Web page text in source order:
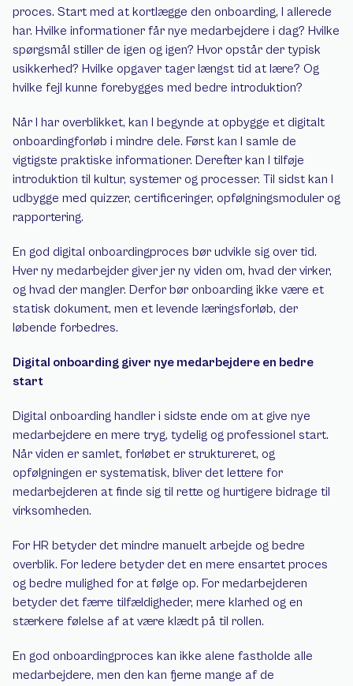
proces. Start med at kortlægge den onboarding, I allerede
har. Hvilke informationer får nye medarbejdere i dag? Hvilke
spørgsmål stiller de igen og igen? Hvor opstår der typisk
usikkerhed? Hvilke opgaver tager længst tid at lære? Og
hvilke fejl kunne forebygges med bedre introduktion?
Når I har overblikket, kan I begynde at opbygge et digitalt
onboardingforløb i mindre dele. Først kan I samle de
vigtigste praktiske informationer. Derefter kan I tilføje
introduktion til kultur, systemer og processer. Til sidst kan I
udbygge med quizzer, certificeringer, opfølgningsmoduler og
rapportering.
En god digital onboardingproces bør udvikle sig over tid.
Hver ny medarbejder giver jer ny viden om, hvad der virker,
og hvad der mangler. Derfor bør onboarding ikke være et
statisk dokument, men et levende læringsforløb, der
løbende forbedres.
Digital onboarding giver nye medarbejdere en bedre
start
Digital onboarding handler i sidste ende om at give nye
medarbejdere en mere tryg, tydelig og professionel start.
Når viden er samlet, forløbet er struktureret, og
opfølgningen er systematisk, bliver det lettere for
medarbejderen at finde sig til rette og hurtigere bidrage til
virksomheden.
For HR betyder det mindre manuelt arbejde og bedre
overblik. For ledere betyder det en mere ensartet proces
og bedre mulighed for at følge op. For medarbejderen
betyder det færre tilfældigheder, mere klarhed og en
stærkere følelse af at være klædt på til rollen.
En god onboardingproces kan ikke alene fastholde alle
medarbejdere, men den kan fjerne mange af de